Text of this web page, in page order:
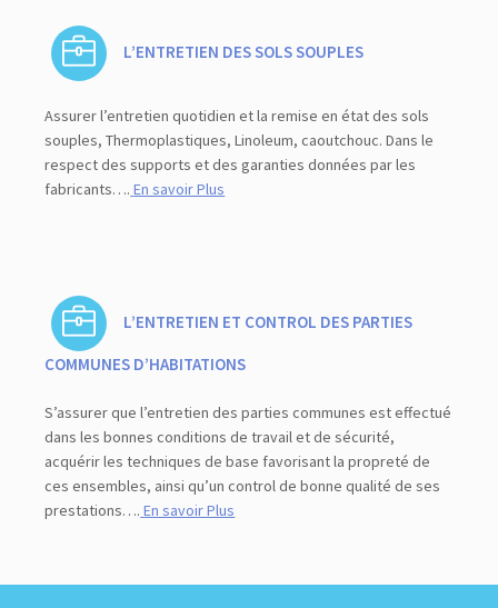
L’ENTRETIEN DES SOLS SOUPLES
Assurer l’entretien quotidien et la remise en état des sols
souples, Thermoplastiques, Linoleum, caoutchouc. Dans le
respect des supports et des garanties données par les
fabricants…. En savoir Plus
L’ENTRETIEN ET CONTROL DES PARTIES
COMMUNES D’HABITATIONS
S’assurer que l’entretien des parties communes est effectué
dans les bonnes conditions de travail et de sécurité,
acquérir les techniques de base favorisant la propreté de
ces ensembles, ainsi qu’un control de bonne qualité de ses
prestations…. En savoir Plus